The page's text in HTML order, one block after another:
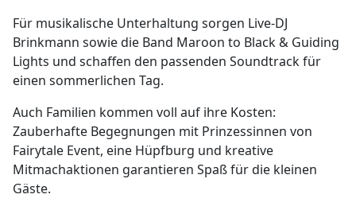
Für musikalische Unterhaltung sorgen Live-DJ
Brinkmann sowie die Band Maroon to Black & Guiding
Lights und schaffen den passenden Soundtrack für
einen sommerlichen Tag.
Auch Familien kommen voll auf ihre Kosten:
Zauberhafte Begegnungen mit Prinzessinnen von
Fairytale Event, eine Hüpfburg und kreative
Mitmachaktionen garantieren Spaß für die kleinen
Gäste.